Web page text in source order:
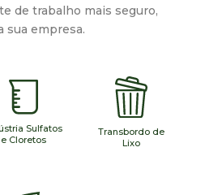
de trabalho mais seguro,
sua empresa.
Sulfatos
e Cloretos
mais…
Transbordo de
Lixo
mais…